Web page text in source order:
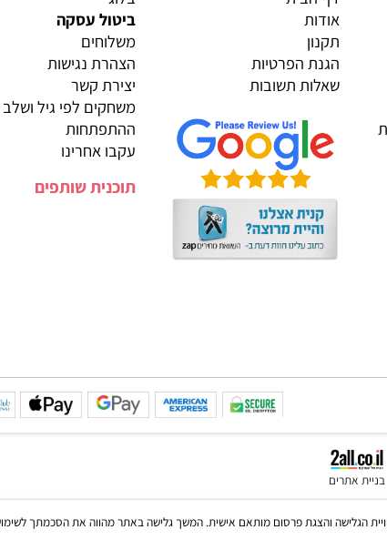
מידע
דף הבית
אודות
הגנת הפרטיות
שאלות תשובות
מידע נוסף
בלוג
ביטול עסקה
משלוחים
הצהרת נגישות
יצירת קשר
ההתפתחות